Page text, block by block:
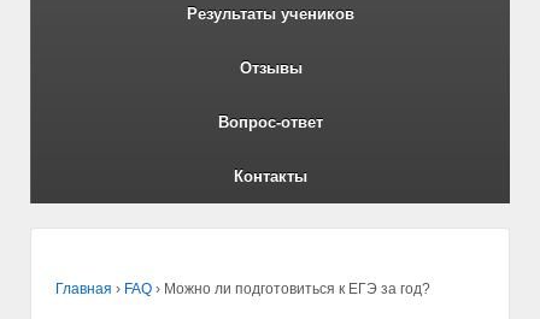
Результаты учеников
Отзывы
Вопрос-ответ
Контакты
Главная › FAQ › Можно ли подготовиться к ЕГЭ за год?